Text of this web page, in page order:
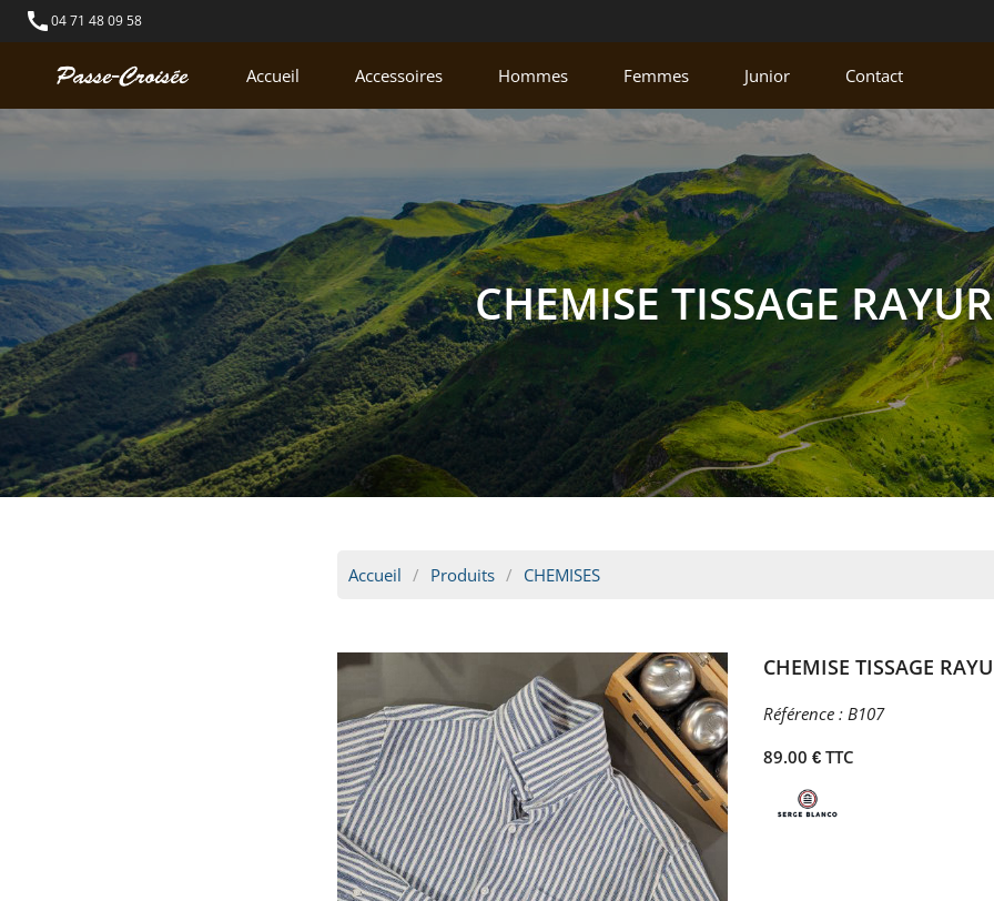
call04 71 48 09 58
Accueil Accessoires Hommes Femmes Junior Contact
CHEMISE TISSAGE
Accueil Produits CHEMISES
CHEMISE TISSAGE
Référence : B107
89.00 € TTC